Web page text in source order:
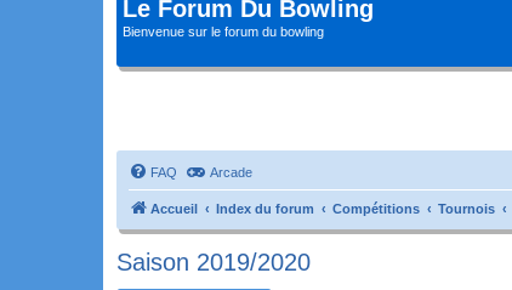
Le Forum Du Bowling
Bienvenue sur le forum du bowling
FAQ Arcade
Accueil Index du forum Compétitions Tournois
Saison 2019/2020